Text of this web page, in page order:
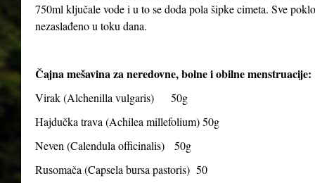
750ml ključale vode i u to se doda pola šipke cimeta. Sve
nezaslađeno u toku dana.
Čajna mešavina za neredovne, bolne i obilne menstruacije:
Virak (Alchenilla vulgaris) 50g
Hajdučka trava (Achilea millefolium) 50g
Neven (Calendula officinalis) 50g
Rusomača (Capsela bursa pastoris) 50